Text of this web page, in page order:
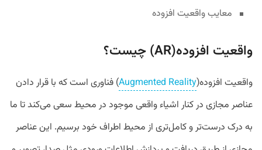
معایب واقعیت افزوده
واقعیت افزوده(AR) چیست؟
واقعیت افزوده(Augmented Reality) فناوری است که با قرار دادن
عناصر مجازی در کنار اشیاء واقعی موجود در محیط سعی می‌کند تا ما
به درک درست‌تر و کامل‌تری از محیط اطراف خود برسیم. این عناصر